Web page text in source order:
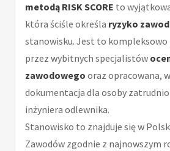
metodą RISK SCORE to
która ściśle określa ryzyko
stanowisku. Jest to
przez wybitnych specjalistów
zawodowego oraz opracowana,
dokumentacja dla osoby
inżyniera odlewnika.
Stanowisko to znajduje się w
Zawodów zgodnie z najnowszym